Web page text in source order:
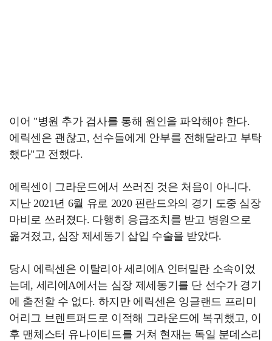
이어 "병원 추가 검사를 통해 원인을 파악해야 한다.
에릭센은 괜찮고, 선수들에게 안부를 전해달라고 부탁
했다"고 전했다.
에릭센이 그라운드에서 쓰러진 것은 처음이 아니다.
지난 2021년 6월 유로 2020 핀란드와의 경기 도중 심장
마비로 쓰러졌다. 다행히 응급조치를 받고 병원으로
옮겨졌고, 심장 제세동기 삽입 수술을 받았다.
당시 에릭센은 이탈리아 세리에A 인터밀란 소속이었
는데, 세리에A에서는 심장 제세동기를 단 선수가 경기
에 출전할 수 없다. 하지만 에릭센은 잉글랜드 프리미
어리그 브렌트퍼드로 이적해 그라운드에 복귀했고, 이
후 맨체스터 유나이티드를 거쳐 현재는 독일 분데스리